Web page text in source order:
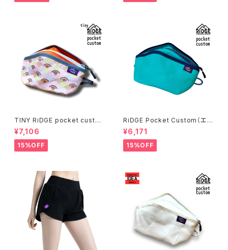
TINY RiDGE pocket custo
m（和柄文鳥）
¥7,106
15%OFF
RiDGE Pocket Custom（エメ
ラルド）
¥6,171
15%OFF